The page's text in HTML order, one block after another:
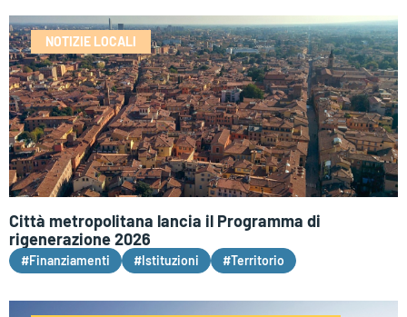
NOTIZIE LOCALI
Città metropolitana lancia il Programma di
rigenerazione 2026
#Finanziamenti #Istituzioni #Territorio